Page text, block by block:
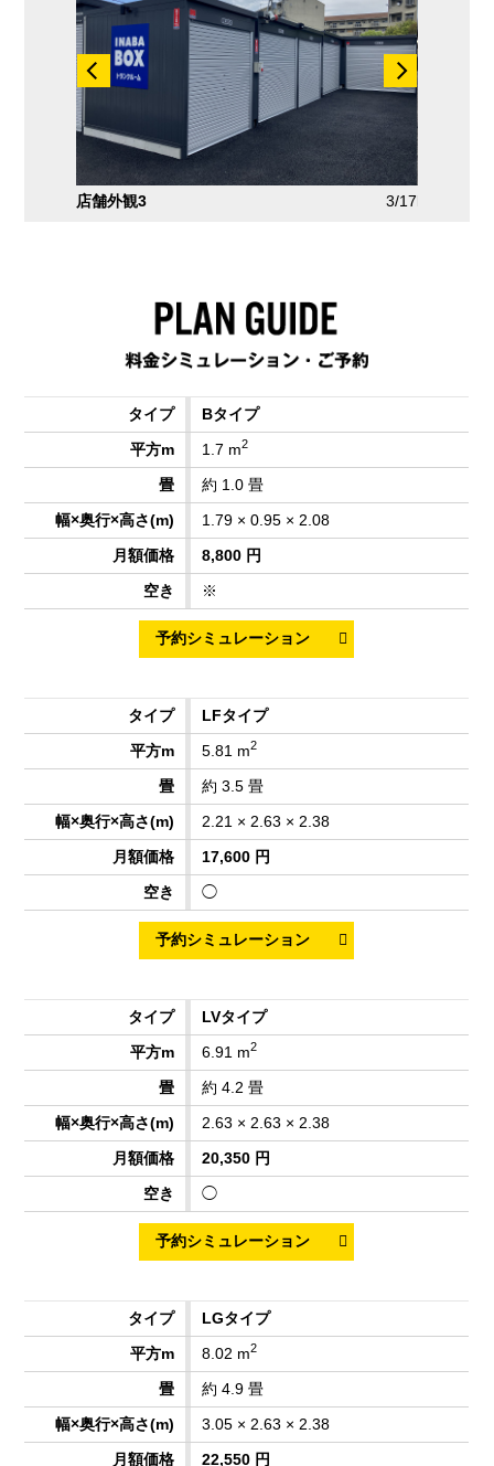
店舗外観3 3/17
Bタイプ
1.7 m2
約 1.0 畳
1.79 × 0.95 × 2.08
8,800 円
※
LFタイプ
5.81 m2
約 3.5 畳
2.21 × 2.63 × 2.38
17,600 円
◯
LVタイプ
6.91 m2
約 4.2 畳
2.63 × 2.63 × 2.38
20,350 円
◯
LGタイプ
8.02 m2
約 4.9 畳
3.05 × 2.63 × 2.38
22,550 円